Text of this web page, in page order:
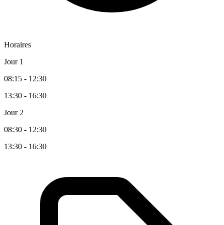
Horaires
Jour 1
08:15 - 12:30
13:30 - 16:30
Jour 2
08:30 - 12:30
13:30 - 16:30